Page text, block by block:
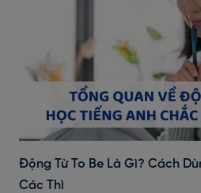
Động Từ To Be Là Gì? Cách
Các Thì